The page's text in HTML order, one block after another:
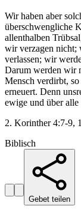
Wir haben aber
überschwengliche
allenthalben
wir verzagen nicht;
verlassen; wir
Darum werden wir
Mensch verdirbt,
erneuert. Denn
ewige und über
2. Korinther 4:7-9,
Biblisch
Gebet teilen